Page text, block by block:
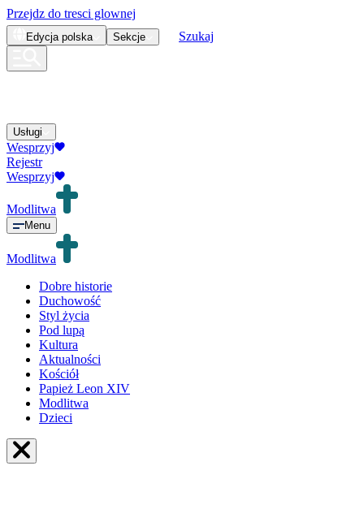
Przejdz do tresci glownej
Edycja polska Sekcje Szukaj
Usługi
Wesprzyj
Rejestr
Wesprzyj
Modlitwa
Menu
Modlitwa
Dobre historie
Duchowość
Styl życia
Pod lupą
Kultura
Aktualności
Kościół
Papież Leon XIV
Modlitwa
Dzieci